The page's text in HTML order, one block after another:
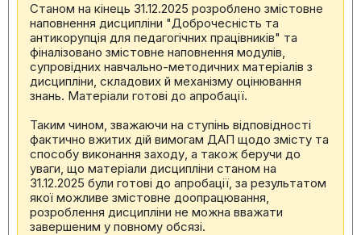
Станом на кінець 31.12.2025 розроблено змістовне
наповнення дисципліни "Доброчесність та
антикорупція для педагогічних працівників" та
фіналізовано змістовне наповнення модулів,
супровідних навчально-методичних матеріалів з
дисципліни, складових й механізму оцінювання
знань. Матеріали готові до апробації.
Таким чином, зважаючи на ступінь відповідності
фактично вжитих дій вимогам ДАП щодо змісту та
способу виконання заходу, а також беручи до
уваги, що матеріали дисципліни станом на
31.12.2025 були готові до апробації, за результатом
якої можливе змістовне доопрацювання,
розроблення дисципліни не можна вважати
завершеним у повному обсязі.